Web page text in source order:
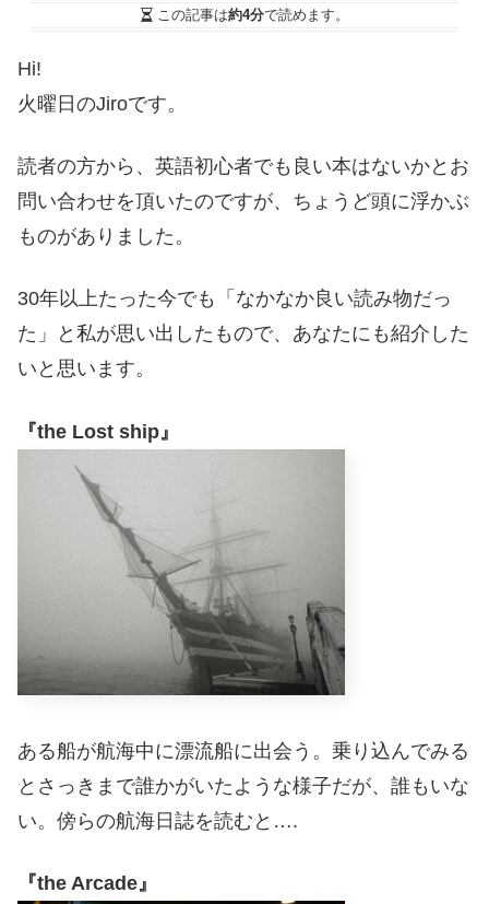
この記事は約4分で読めます。
Hi!
火曜日のJiroです。
読者の方から、英語初心者でも良い本はないかとお
問い合わせを頂いたのですが、ちょうど頭に浮かぶ
ものがありました。
30年以上たった今でも「なかなか良い読み物だっ
た」と私が思い出したもので、あなたにも紹介した
いと思います。
『the Lost ship』
ある船が航海中に漂流船に出会う。乗り込んでみる
とさっきまで誰かがいたような様子だが、誰もいな
い。傍らの航海日誌を読むと….
『the Arcade』